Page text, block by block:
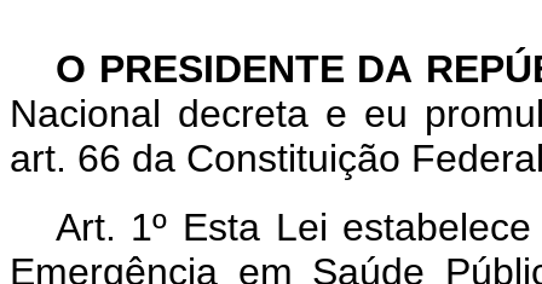
O PRESIDENTE DA
Nacional decreta e eu
art. 66 da Constituição
Art. 1º Esta Lei
Emergência em Saúde